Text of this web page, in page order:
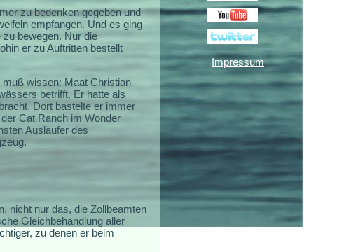
zu bedenken gegeben und
empfangen. Und es ging
bewegen. Nur die
er zu Auftritten bestellt
muß wissen: Maat Christian
betrifft. Er hatte als
Dort bastelte er immer
Cat Ranch im Wonder
Ausläufer des
nicht nur das, die Zollbeamten
Gleichbehandlung aller
zu denen er beim
Impressum